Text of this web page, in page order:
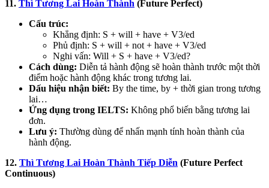
11. Thì Tương Lai Hoàn Thành (Future Perfect)
Cấu trúc:
Khẳng định: S + will + have + V3/ed
Phủ định: S + will + not + have + V3/ed
Nghi vấn: Will + S + have + V3/ed?
Cách dùng: Diễn tả hành động sẽ hoàn thành trước một thời
điểm hoặc hành động khác trong tương lai.
Dấu hiệu nhận biết: By the time, by + thời gian trong tương
lai…
Ứng dụng trong IELTS: Không phổ biến bằng tương lai
đơn.
Lưu ý: Thường dùng để nhấn mạnh tính hoàn thành của
hành động.
12. Thì Tương Lai Hoàn Thành Tiếp Diễn (Future Perfect
Continuous)